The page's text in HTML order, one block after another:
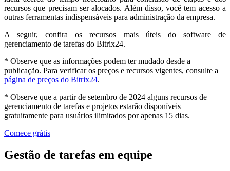
recursos que precisam ser alocados. Além disso, você tem acesso a
outras ferramentas indispensáveis para administração da empresa.
A seguir, confira os recursos mais úteis do software de
gerenciamento de tarefas do Bitrix24.
* Observe que as informações podem ter mudado desde a
publicação. Para verificar os preços e recursos vigentes, consulte a
página de preços do Bitrix24.
* Observe que a partir de setembro de 2024 alguns recursos de
gerenciamento de tarefas e projetos estarão disponíveis
gratuitamente para usuários ilimitados por apenas 15 dias.
Comece grátis
Gestão de tarefas em equipe